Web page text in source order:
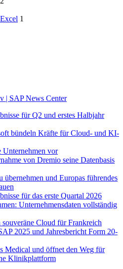
1
| SAP News Center
für Q2 und erstes Halbjahr
bündeln Kräfte für Cloud- und KI-
Unternehmen vor
von Dremio seine Datenbasis
übernehmen und Europas führendes
für das erste Quartal 2026
Unternehmensdaten vollständig
Cloud für Frankreich
2025 und Jahresbericht Form 20-
Medical und öffnet den Weg für
Klinikplattform